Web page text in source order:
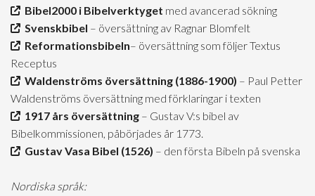
Bibel2000 i Bibelverktyget med avancerad sökning
Svenskbibel – översättning av Ragnar Blomfelt
Reformationsbibeln– översättning som följer Textus
Receptus
Waldenströms översättning (1886-1900) – Paul Petter
Waldenströms översättning med förklaringar i texten
1917 års översättning – Gustav V:s bibel av
Bibelkommissionen, påbörjades år 1773.
Gustav Vasa Bibel (1526) – den första Bibeln på svenska
Nordiska språk: